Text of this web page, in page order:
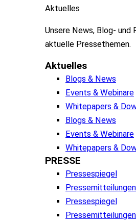
Aktuelles
Unsere News, Blog- und
aktuelle Pressethemen.
Aktuelles
Blogs & News
Events & Webinare
Whitepapers &
Blogs & News
Events & Webinare
Whitepapers &
PRESSE
Pressespiegel
Pressemitteilungen
Pressespiegel
Pressemitteilungen